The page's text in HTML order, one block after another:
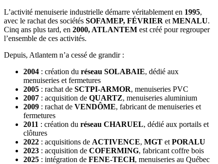
L’activité menuiserie industrielle démarre véritablement en 1995,
avec le rachat des sociétés SOFAMEP, FÉVRIER et MENALU.
Cinq ans plus tard, en 2000, ATLANTEM est créé pour regrouper
l’ensemble de ces activités.
Depuis, Atlantem n’a cessé de grandir :
2004 : création du réseau SOLABAIE, dédié aux
menuiseries et fermetures
2005 : rachat de SCTPI-ARMOR, menuiseries PVC
2007 : acquisition de QUARTZ, menuiseries aluminium
2009 : rachat de VENDÔME, fabricant de menuiseries et
fermetures
2011 : création du réseau CHARUEL, dédié aux portails et
clôtures
2022 : acquisitions de ACTIVENCE, MGT et PORALU
2023 : acquisition de COFERMING, fabricant coffre bois
2025 : intégration de FENE-TECH, menuiseries au Québec